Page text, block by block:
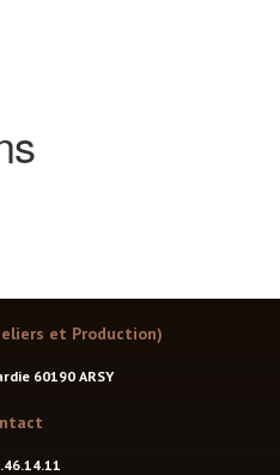
et Production)
60190 ARSY